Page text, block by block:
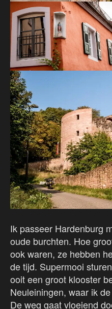
Ik passeer Hardenburg
oude burchten. Hoe
ook waren, ze hebben
de tijd. Supermooi
ooit een groot klooster
Neuleiningen, waar ik
De weg gaat vloeiend